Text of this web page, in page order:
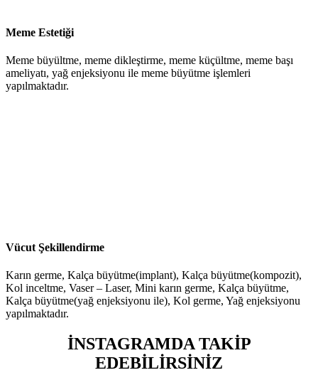
Meme Estetiği
Meme büyültme, meme dikleştirme, meme küçültme, meme başı
ameliyatı, yağ enjeksiyonu ile meme büyütme işlemleri
yapılmaktadır.
Vücut Şekillendirme
Karın germe, Kalça büyütme(implant), Kalça büyütme(kompozit),
Kol inceltme, Vaser – Laser, Mini karın germe, Kalça büyütme,
Kalça büyütme(yağ enjeksiyonu ile), Kol germe, Yağ enjeksiyonu
yapılmaktadır.
İNSTAGRAMDA TAKİP
EDEBİLİRSİNİZ